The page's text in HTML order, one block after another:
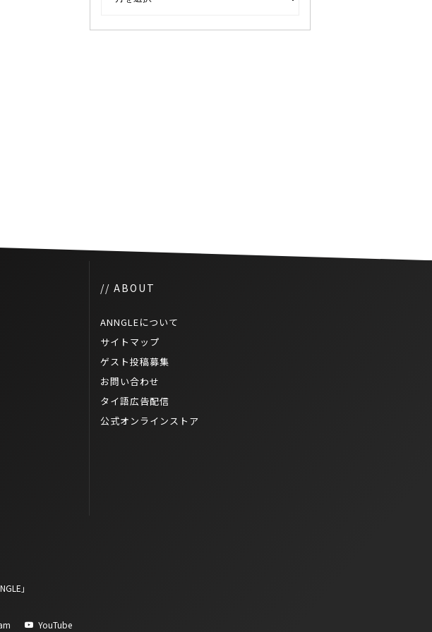
// ABOUT
ANNGLEについて
サイトマップ
ゲスト投稿募集
お問い合わせ
タイ語広告配信
公式オンラインストア
YouTube